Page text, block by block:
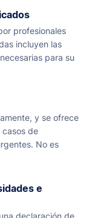
profesionales
incluyen las
para su
y se ofrece
de
No es
e